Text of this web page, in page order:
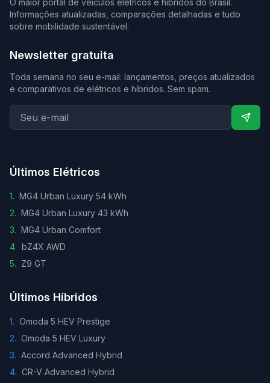
O maior portal de veículos elétricos e híbridos do Brasil.
Informações atualizadas, comparações detalhadas e tudo
sobre mobilidade sustentável.
Newsletter gratuita
Toda semana no seu e-mail: lançamentos, preços atualizados
e comparativos de elétricos e híbridos. Sem spam.
Últimos Elétricos
1. MG4 Urban Luxury 54 kWh
2. MG4 Urban Luxury 43 kWh
3. MG4 Urban Comfort
4. bZ4X AWD
5. Z9 GT
Últimos Híbridos
1. Omoda 5 HEV Prestige
2. Omoda 5 HEV Luxury
3. Accord Advanced Hybrid
4. CR-V Advanced Hybrid